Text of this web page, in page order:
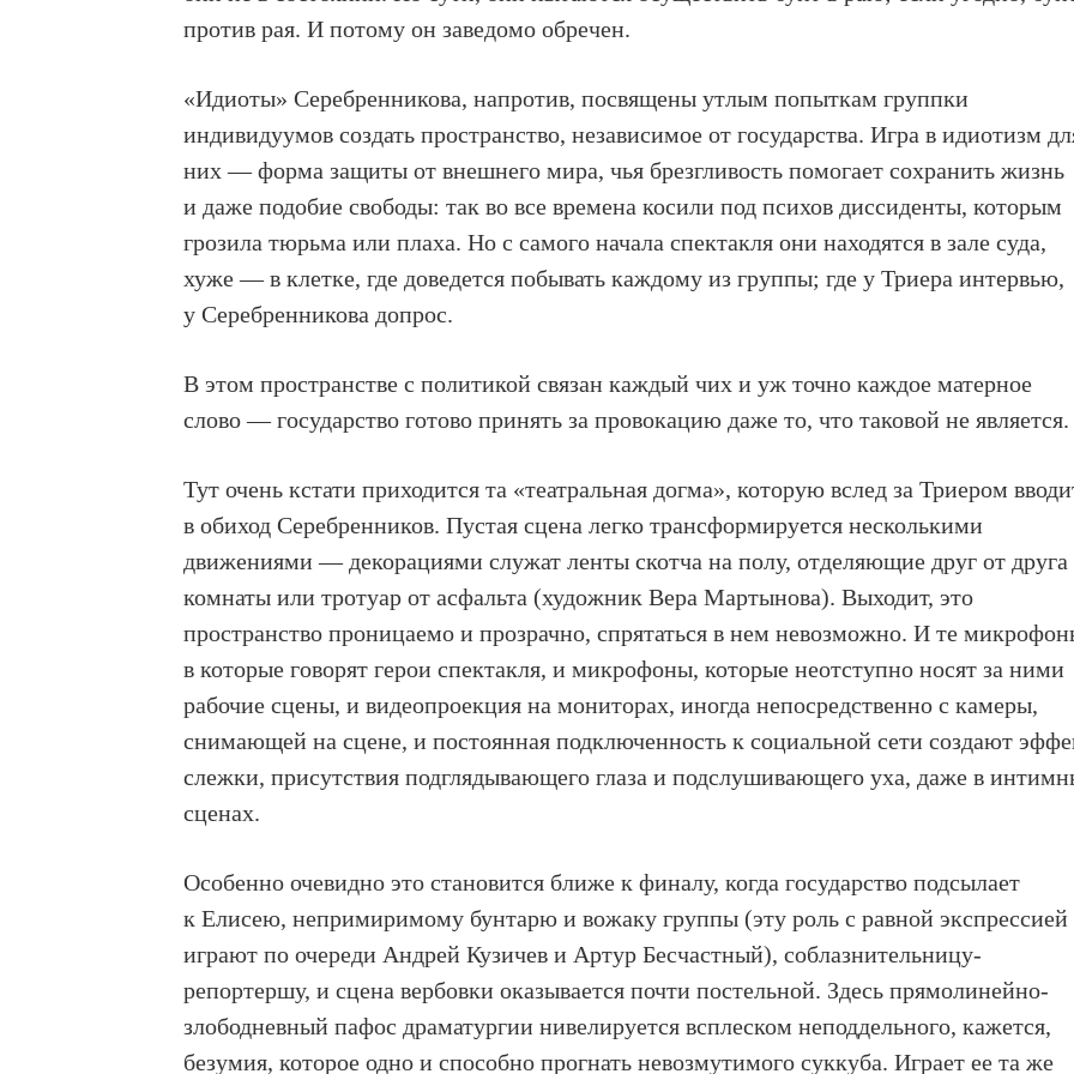
против рая. И потому он заведомо обречен.
«Идиоты» Серебренникова, напротив, посвящены утлым попыткам группки
индивидуумов создать пространство, независимое от государства. Игра в идиотизм
них — форма защиты от внешнего мира, чья брезгливость помогает сохранить жизнь
и даже подобие свободы: так во все времена косили под психов диссиденты, которым
грозила тюрьма или плаха. Но с самого начала спектакля они находятся в зале суда,
хуже — в клетке, где доведется побывать каждому из группы; где у Триера интервью,
у Серебренникова допрос.
В этом пространстве с политикой связан каждый чих и уж точно каждое матерное
слово — государство готово принять за провокацию даже то, что таковой не является.
Тут очень кстати приходится та «театральная догма», которую вслед за Триером
в обиход Серебренников. Пустая сцена легко трансформируется несколькими
движениями — декорациями служат ленты скотча на полу, отделяющие друг от друга
комнаты или тротуар от асфальта (художник Вера Мартынова). Выходит, это
пространство проницаемо и прозрачно, спрятаться в нем невозможно. И те
в которые говорят герои спектакля, и микрофоны, которые неотступно носят за ними
рабочие сцены, и видеопроекция на мониторах, иногда непосредственно с камеры,
снимающей на сцене, и постоянная подключенность к социальной сети создают
слежки, присутствия подглядывающего глаза и подслушивающего уха, даже в
сценах.
Особенно очевидно это становится ближе к финалу, когда государство подсылает
к Елисею, непримиримому бунтарю и вожаку группы (эту роль с равной экспрессией
играют по очереди Андрей Кузичев и Артур Бесчастный), соблазнительницу-
репортершу, и сцена вербовки оказывается почти постельной. Здесь прямолинейно-
злободневный пафос драматургии нивелируется всплеском неподдельного, кажется,
безумия, которое одно и способно прогнать невозмутимого суккуба. Играет ее та же